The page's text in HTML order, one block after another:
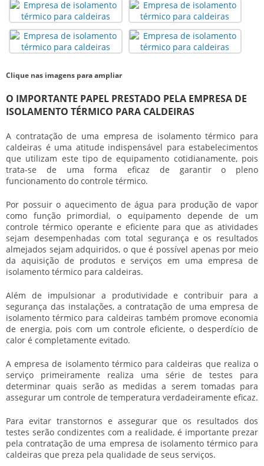
Clique nas imagens para ampliar
O IMPORTANTE PAPEL PRESTADO PELA EMPRESA DE
ISOLAMENTO TÉRMICO PARA CALDEIRAS
A contratação de uma empresa de isolamento térmico para
caldeiras é uma atitude indispensável para estabelecimentos
que utilizam este tipo de equipamento cotidianamente, pois
trata-se de uma forma eficaz de garantir o pleno
funcionamento do controle térmico.
Por possuir o aquecimento de água para produção de vapor
como função primordial, o equipamento depende de um
controle térmico operante e eficiente para que as atividades
sejam desempenhadas com total segurança e os resultados
almejados sejam adquiridos, o que é possível apenas por meio
da aquisição de produtos e serviços em uma empresa de
isolamento térmico para caldeiras.
Além de impulsionar a produtividade e contribuir para a
segurança das instalações, a contratação de uma empresa de
isolamento térmico para caldeiras também promove economia
de energia, pois com um controle eficiente, o desperdício de
calor é completamente evitado.
A empresa de isolamento térmico para caldeiras que realiza o
serviço primeiramente realiza uma série de testes para
determinar quais serão as medidas a serem tomadas para
assegurar um controle de temperatura verdadeiramente eficaz.
Para evitar transtornos e assegurar que os resultados dos
testes serão condizentes com a realidade, é importante prezar
pela contratação de uma empresa de isolamento térmico para
caldeiras que preza pela qualidade de seus serviços.